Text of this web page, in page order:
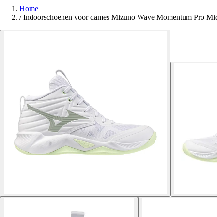
Home
/ Indoorschoenen voor dames Mizuno Wave Momentum Pro